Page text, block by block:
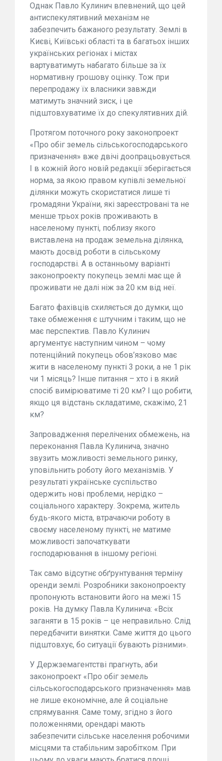
Однак Павло Кулинич впевнений, що цей
антиспекулятивний механізм не
забезпечить бажаного результату. Землі в
Києві, Київські області та в багатьох інших
українських регіонах і містах
вартуватимуть набагато більше за їх
нормативну грошову оцінку. Тож при
перепродажу їх власники завжди
матимуть значний зиск, і це
підштовхуватиме їх до спекулятивних дій.
Протягом поточного року законопроект
«Про обіг земель сільськогосподарського
призначення» вже двічі доопрацьовується.
І в кожній його новій редакції зберігається
норма, за якою правом купівлі земельної
ділянки можуть скористатися лише ті
громадяни України, які зареєстровані та не
менше трьох років проживають в
населеному пункті, поблизу якого
виставлена на продаж земельна ділянка,
мають досвід роботи в сільському
господарстві. А в останньому варіанті
законопроекту покупець землі має ще й
проживати не далі ніж за 20 км від неї.
Багато фахівців схиляється до думки, що
таке обмеження є штучним і таким, що не
має перспектив. Павло Кулинич
аргументує наступним чином – чому
потенційний покупець обов’язково має
жити в населеному пункті 3 роки, а не 1 рік
чи 1 місяць? Інше питання – хто і в який
спосіб вимірюватиме ті 20 км? І що робити,
якщо ця відстань складатиме, скажімо, 21
км?
Запровадження перелічених обмежень, на
переконання Павла Кулинича, значно
звузить можливості земельного ринку,
уповільнить роботу його механізмів. У
результаті українське суспільство
одержить нові проблеми, нерідко –
соціального характеру. Зокрема, житель
будь-якого міста, втрачаючи роботу в
своєму населеному пункті, не матиме
можливості започаткувати
господарювання в іншому регіоні.
Так само відсутнє обґрунтування терміну
оренди землі. Розробники законопроекту
пропонують встановити його на межі 15
років. На думку Павла Кулинича: «Всіх
заганяти в 15 років – це неправильно. Слід
передбачити винятки. Саме життя до цього
підштовхує, бо ситуації бувають різними».
У Держземагентстві прагнуть, аби
законопроект «Про обіг земель
сільськогосподарського призначення» мав
не лише економічне, але й соціальне
спрямування. Саме тому, згідно з його
положеннями, орендарі мають
забезпечити сільське населення робочими
місцями та стабільним заробітком. При